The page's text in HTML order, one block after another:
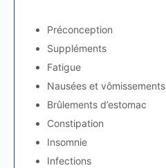
Préconception
Suppléments
Fatigue
Nausées et vômissements
Brûlements d’estomac
Constipation
Insomnie
Infections